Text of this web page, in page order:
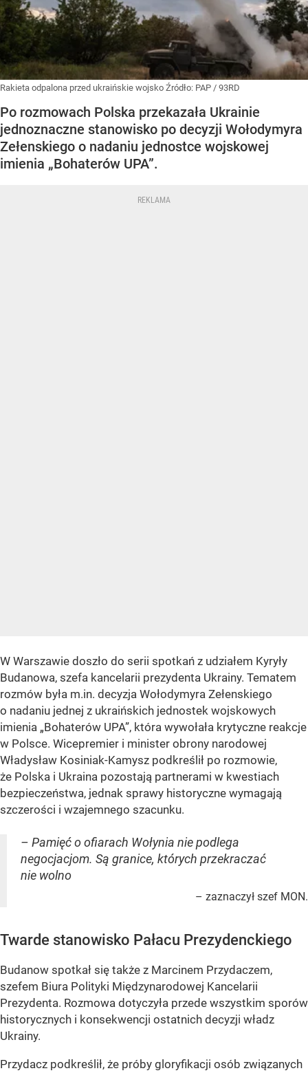
Rakieta odpalona przed ukraińskie wojsko Źródło: PAP / 93RD
Po rozmowach Polska przekazała Ukrainie
jednoznaczne stanowisko po decyzji Wołodymyra
Zełenskiego o nadaniu jednostce wojskowej
imienia „Bohaterów UPA”.
W Warszawie doszło do serii spotkań z udziałem Kyryły
Budanowa, szefa kancelarii prezydenta Ukrainy. Tematem
rozmów była m.in. decyzja Wołodymyra Zełenskiego
o nadaniu jednej z ukraińskich jednostek wojskowych
imienia „Bohaterów UPA”, która wywołała krytyczne reakcje
w Polsce. Wicepremier i minister obrony narodowej
Władysław Kosiniak-Kamysz podkreślił po rozmowie,
że Polska i Ukraina pozostają partnerami w kwestiach
bezpieczeństwa, jednak sprawy historyczne wymagają
szczerości i wzajemnego szacunku.
– Pamięć o ofiarach Wołynia nie podlega
negocjacjom. Są granice, których przekraczać
nie wolno
– zaznaczył szef MON.
Twarde stanowisko Pałacu Prezydenckiego
Budanow spotkał się także z Marcinem Przydaczem,
szefem Biura Polityki Międzynarodowej Kancelarii
Prezydenta. Rozmowa dotyczyła przede wszystkim sporów
historycznych i konsekwencji ostatnich decyzji władz
Ukrainy.
Przydacz podkreślił, że próby gloryfikacji osób związanych